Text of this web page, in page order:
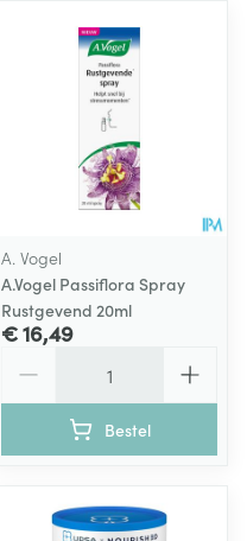
A. Vogel
A.Vogel Passiflora Spray
Rustgevend 20ml
€ 16,49
Bestel